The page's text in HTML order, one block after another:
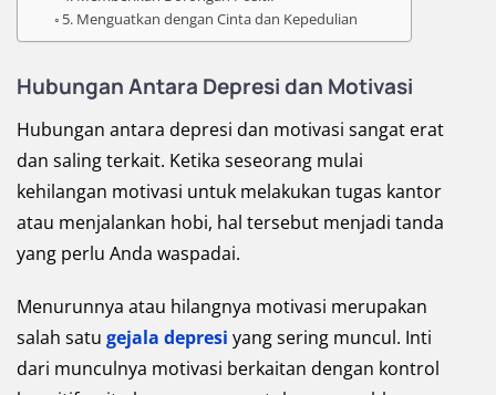
5. Menguatkan dengan Cinta dan Kepedulian
Hubungan Antara Depresi dan Motivasi
Hubungan antara depresi dan motivasi sangat erat
dan saling terkait. Ketika seseorang mulai
kehilangan motivasi untuk melakukan tugas kantor
atau menjalankan hobi, hal tersebut menjadi tanda
yang perlu Anda waspadai.
Menurunnya atau hilangnya motivasi merupakan
salah satu gejala depresi yang sering muncul. Inti
dari munculnya motivasi berkaitan dengan kontrol